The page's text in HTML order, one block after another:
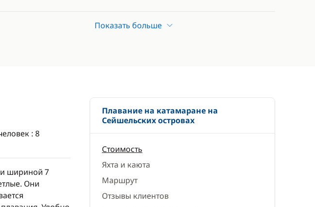
Показать больше
: 8
и шириной 7
Они
Плавание на катамаране на
Сейшельских островах
Стоимость
Яхта и каюта
Маршрут
Отзывы клиентов